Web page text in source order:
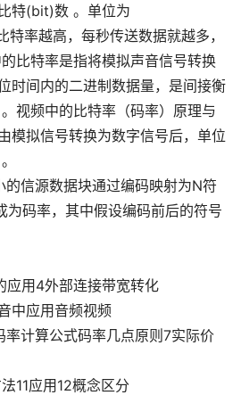
特(bit)数 。单位为
率越高，每秒传送数据就越多，
比特率是指将模拟声音信号转换
时间内的二进制数据量，是间接衡
视频中的比特率（码率）原理与
模拟信号转换为数字信号后，单位
信源数据块通过编码映射为N符
为码率，其中假设编码前后的符号
应用4外部连接带宽转化
中应用音频视频
计算公式码率几点原则7实际价
11应用12概念区分